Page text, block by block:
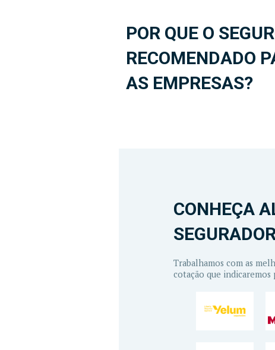
POR QUE O
RECOMENDADO
AS EMPRESAS?
CONHEÇA
Trabalhamos com as
cotação que